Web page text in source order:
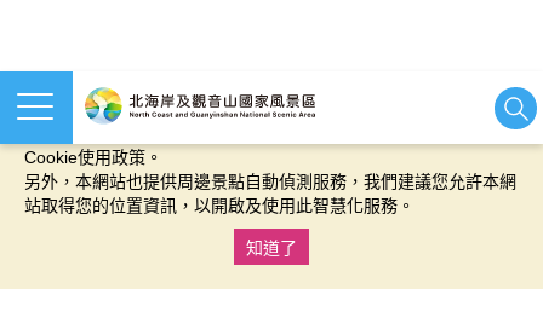
本網站使用cookies等相關技術以持續優化網站服務，並有助於為
Cookie使用政策。
另外，本網站也提供周邊景點自動偵測服務，我們建議您允許本網
站取得您的位置資訊，以開啟及使用此智慧化服務。
知道了